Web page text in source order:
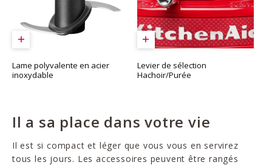
Lame polyvalente en acier
inoxydable
Levier de sélection
Hachoir/Purée
Il a sa place dans votre vie
Il est si compact et léger que vous vous en servirez
tous les jours. Les accessoires peuvent être rangés